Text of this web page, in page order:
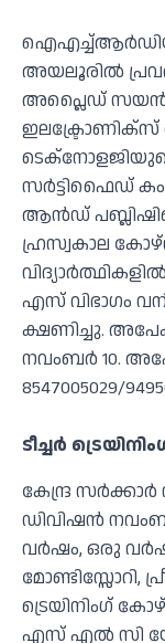
അയലൂരിൽ
അപ്ലൈഡ്
സർട്ടിഫൈഡ്
ആൻഡ്
ഹ്രസ്വകാല
എസ് വിഭാഗം
ക്ഷണിച്ചു.
നവംബർ 10.
8547005029/
ടീച്ചർ
കേന്ദ്ര
ഡിവിഷൻ
വർഷം, ഒരു
മോണ്ടിസ്സോറി,
ട്രെയിനിംഗ്
എസ് എൽ സി